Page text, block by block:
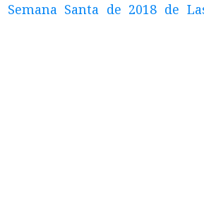
Semana Santa de 2018 de Las